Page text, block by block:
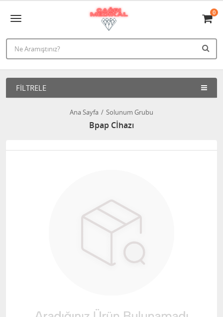
0
FILTRELE
Ana Sayfa Solunum Grubu
Bpap Cİhazı